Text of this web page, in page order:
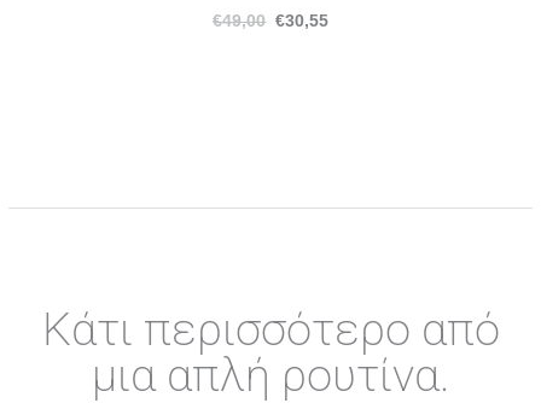
€49,00 €30,55
Κάτι περισσότερο από
μια απλή ρουτίνα.